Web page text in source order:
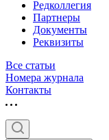
Редколлегия
Партнеры
Документы
Реквизиты
Все статьи
Номера журнала
Контакты